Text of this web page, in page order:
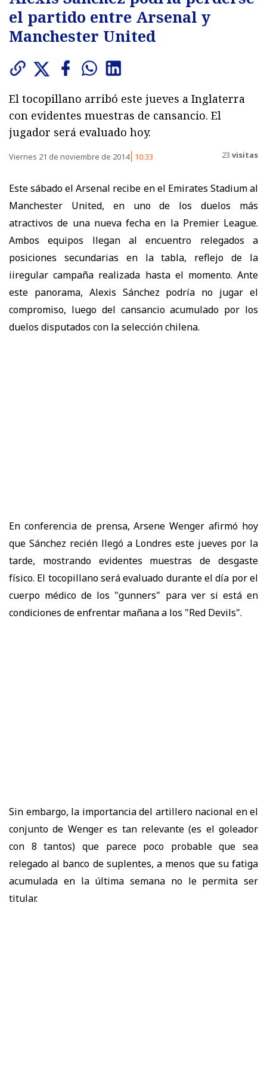
el partido entre Arsenal y
Manchester United
El tocopillano arribó este jueves a Inglaterra
con evidentes muestras de cansancio. El
jugador será evaluado hoy.
Viernes 21 de noviembre de 2014 10:33 23 visitas
Este sábado el Arsenal recibe en el Emirates Stadium al
Manchester United, en uno de los duelos más
atractivos de una nueva fecha en la Premier League.
Ambos equipos llegan al encuentro relegados a
posiciones secundarias en la tabla, reflejo de la
iiregular campaña realizada hasta el momento. Ante
este panorama, Alexis Sánchez podría no jugar el
compromiso, luego del cansancio acumulado por los
duelos disputados con la selección chilena.
En conferencia de prensa, Arsene Wenger afirmó hoy
que Sánchez recién llegó a Londres este jueves por la
tarde, mostrando evidentes muestras de desgaste
físico. El tocopillano será evaluado durante el día por el
cuerpo médico de los "gunners" para ver si está en
condiciones de enfrentar mañana a los "Red Devils".
Sin embargo, la importancia del artillero nacional en el
conjunto de Wenger es tan relevante (es el goleador
con 8 tantos) que parece poco probable que sea
relegado al banco de suplentes, a menos que su fatiga
acumulada en la última semana no le permita ser
titular.